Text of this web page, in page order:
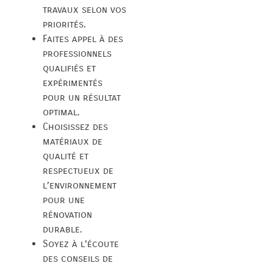
travaux selon vos
priorités.
Faites appel à des
professionnels
qualifiés et
expérimentés
pour un résultat
optimal.
Choisissez des
matériaux de
qualité et
respectueux de
l’environnement
pour une
rénovation
durable.
Soyez à l’écoute
des conseils de